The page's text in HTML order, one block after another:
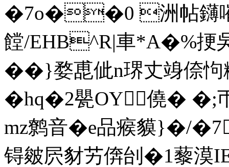
�7o��0 洲帖鑮
饄/EHB^R|車 *A�%
�� }婺喸佌n琾丈竧倷
� hq�2甖OY僥� �;
mz鹩音�e品瘊貘}�/
锝皴屄豺艻倴刣�1藜漠